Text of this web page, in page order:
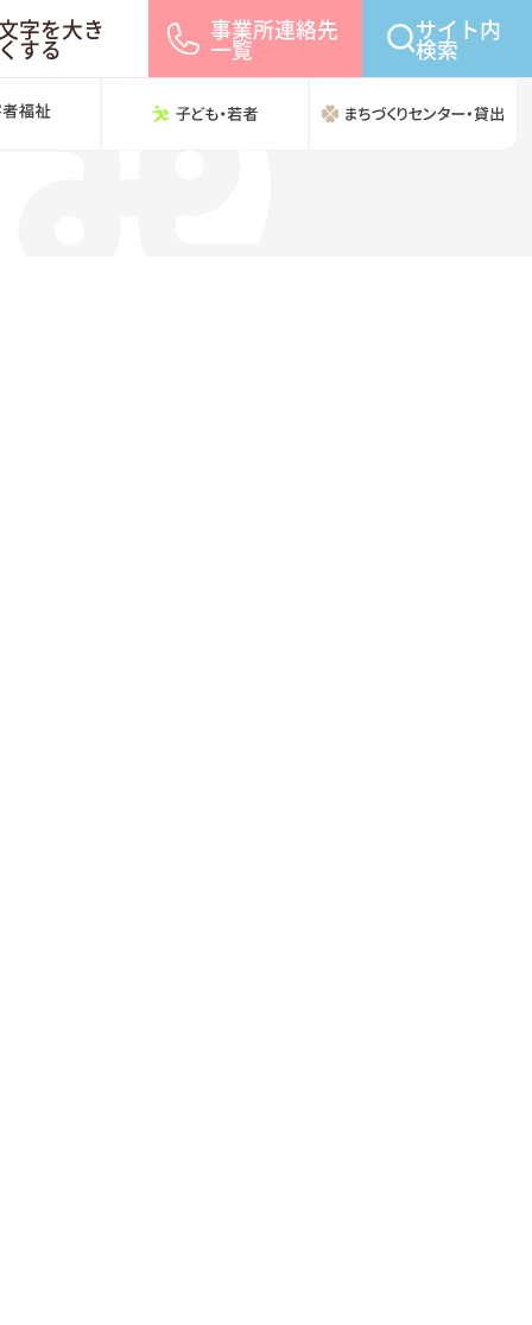
字を大き
する
事業所連絡先
一覧
サイト内
検索
子ども・若者